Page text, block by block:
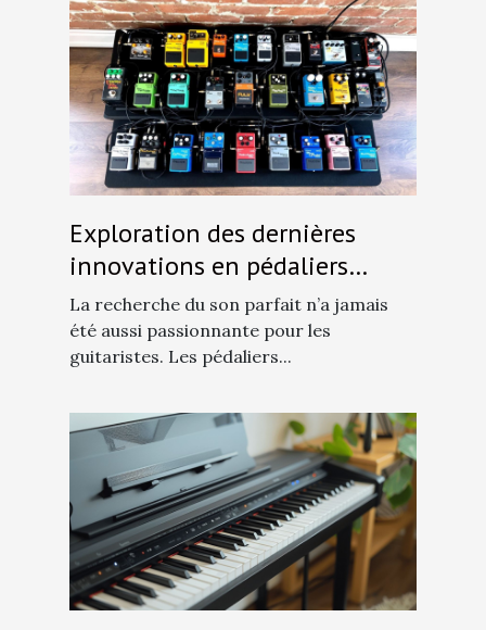
Exploration des dernières
innovations en pédaliers
multi-effets pour guitaristes
La recherche du son parfait n’a jamais
été aussi passionnante pour les
guitaristes. Les pédaliers...